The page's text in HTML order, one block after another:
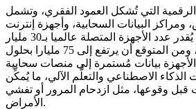
الرقمية التي تُشكل العمود الفقري، وتشمل
البيانات السحابية، وأجهزة إنترنت
الأشياء الموزعة، حيث يُقدر عدد الأجهزة المتصلة عالميا بـ30 مليار
جهاز بحلول العام 2025، ومن المتوقع أن يرتفع إلى 75 مليارا بحلول
هذه الأجهزة بيانات مُستمرة إلى منصات سحابية
الاصطناعي والتعلُّم الآلي، ما يُمكِّن
قبل وقوعها، مثل ازدحام المرور أو تفشي
الأمراض.